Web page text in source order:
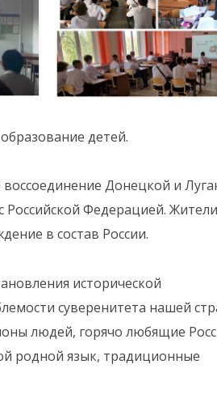
детей.
Донецкой и
Российской Федерацией.
в состав России.
исторической
суверенитета нашей
людей, горячо любящие
родной язык, традиционные